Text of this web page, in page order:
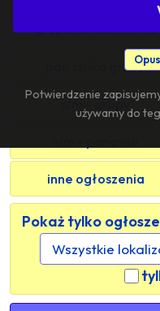
Potwierdzenie
używamy do
grupowo i odlotowo
pan szuka grupy
s/m - grupy
inne ogłoszenia
Pokaż tylko